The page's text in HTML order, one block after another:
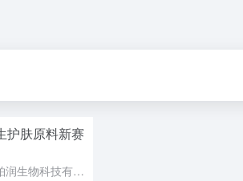
护肤原料新赛
近日，奥雪与山东铂润生物科技有限公司正式缔结独家战略合作，奥雪成为 BIOEXY®PMB 聚季铵盐-51系列产品的全国总代理。 三种分子量规格——M30、M60、M90——源自铂润独有的聚合工艺，以低...